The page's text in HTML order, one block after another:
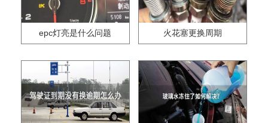
epc灯亮是什么问题 火花塞更换周期